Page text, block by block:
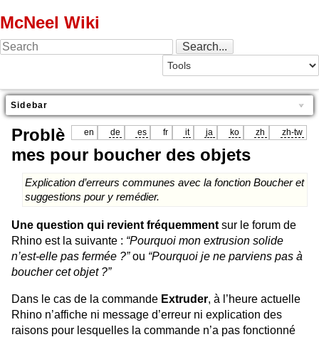
McNeel Wiki
Sidebar
en de es fr it ja ko zh zh-tw
Problè
mes pour boucher des objets
Explication d’erreurs communes avec la fonction Boucher et
suggestions pour y remédier.
Une question qui revient fréquemment sur le forum de
Rhino est la suivante : “Pourquoi mon extrusion solide
n’est-elle pas fermée ?”ou “Pourquoi je ne parviens pas à
boucher cet objet ?”
Dans le cas de la commande Extruder, à l’heure actuelle
Rhino n’affiche ni message d’erreur ni explication des
raisons pour lesquelles la commande n’a pas fonctionné